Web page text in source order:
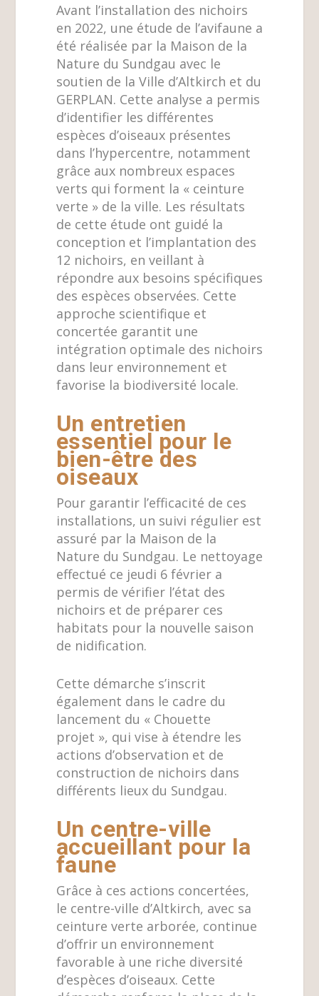
Avant l’installation des nichoirs
en 2022, une étude de l’avifaune a
été réalisée par la Maison de la
Nature du Sundgau avec le
soutien de la Ville d’Altkirch et du
GERPLAN. Cette analyse a permis
d’identifier les différentes
espèces d’oiseaux présentes
dans l’hypercentre, notamment
grâce aux nombreux espaces
verts qui forment la « ceinture
verte » de la ville. Les résultats
de cette étude ont guidé la
conception et l’implantation des
12 nichoirs, en veillant à
répondre aux besoins spécifiques
des espèces observées. Cette
approche scientifique et
concertée garantit une
intégration optimale des nichoirs
dans leur environnement et
favorise la biodiversité locale.
Un entretien
essentiel pour le
bien-être des
oiseaux
Pour garantir l’efficacité de ces
installations, un suivi régulier est
assuré par la Maison de la
Nature du Sundgau. Le nettoyage
effectué ce jeudi 6 février a
permis de vérifier l’état des
nichoirs et de préparer ces
habitats pour la nouvelle saison
de nidification.
Cette démarche s’inscrit
également dans le cadre du
lancement du « Chouette
projet », qui vise à étendre les
actions d’observation et de
construction de nichoirs dans
différents lieux du Sundgau.
Un centre-ville
accueillant pour la
faune
Grâce à ces actions concertées,
le centre-ville d’Altkirch, avec sa
ceinture verte arborée, continue
d’offrir un environnement
favorable à une riche diversité
d’espèces d’oiseaux. Cette